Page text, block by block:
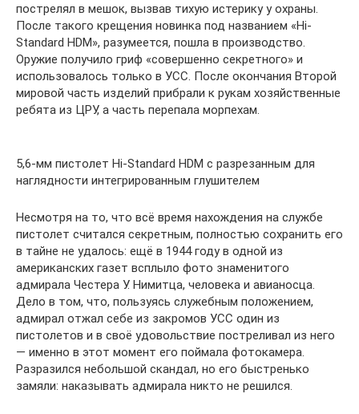
пострелял в мешок, вызвав тихую истерику у охраны.
После такого крещения новинка под названием «Hi-
Standard HDM», разумеется, пошла в производство.
Оружие получило гриф «совершенно секретного» и
использовалось только в УСС. После окончания Второй
мировой часть изделий прибрали к рукам хозяйственные
ребята из ЦРУ, а часть перепала морпехам.
5,6-мм пистолет Hi-Standard HDM с разрезанным для
наглядности интегрированным глушителем
Несмотря на то, что всё время нахождения на службе
пистолет считался секретным, полностью сохранить его
в тайне не удалось: ещё в 1944 году в одной из
американских газет всплыло фото знаменитого
адмирала Честера У. Нимитца, человека и авианосца.
Дело в том, что, пользуясь служебным положением,
адмирал отжал себе из закромов УСС один из
пистолетов и в своё удовольствие постреливал из него
— именно в этот момент его поймала фотокамера.
Разразился небольшой скандал, но его быстренько
замяли: наказывать адмирала никто не решился.